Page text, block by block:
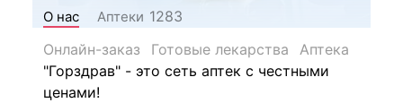
О нас Аптеки 1283
Онлайн-заказ
Готовые лекарства
Аптека
"Горздрав" - это сеть аптек с честными
ценами!